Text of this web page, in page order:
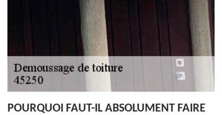
POURQUOI FAUT-IL ABSOLUMENT FAIRE